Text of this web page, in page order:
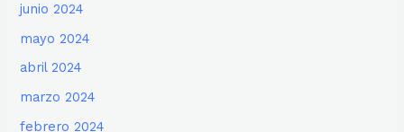
junio 2024
mayo 2024
abril 2024
marzo 2024
febrero 2024